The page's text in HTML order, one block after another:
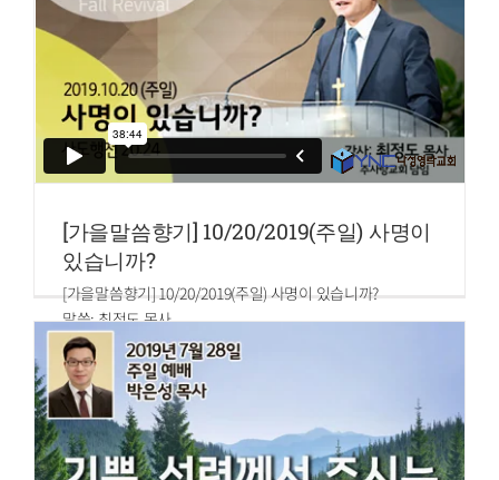
7.그 안에 뿌리를 박으며 세움을 받아 교훈을 받은 대로 믿음
에 굳게 서서 감사함을 넘치게 하라
[가을말씀향기] 10/20/2019(주일) 사명이
있습니까?
[가을말씀향기] 10/20/2019(주일) 사명이 있습니까?
말씀: 최정도 목사
사도행전 20:24